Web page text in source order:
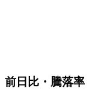
前日比・騰落率